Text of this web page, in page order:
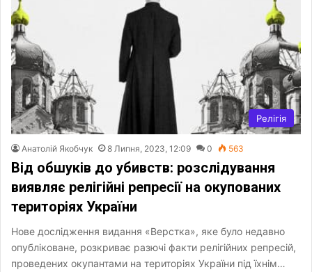
Релігія
Анатолій Якобчук 8 Липня, 2023, 12:09 0 563
Від обшуків до убивств: розслідування
виявляє релігійні репресії на окупованих
територіях України
Нове дослідження видання «Верстка», яке було недавно
опубліковане, розкриває разючі факти релігійних репресій,
проведених окупантами на територіях України під їхнім…